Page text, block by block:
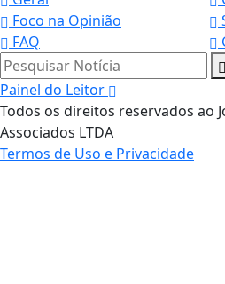
Foco na Opinião
FAQ
Pesquisar Notícia
Painel do Leitor
Todos os direitos reservados ao
Associados LTDA
Termos de Uso e Privacidade